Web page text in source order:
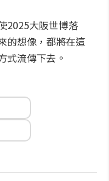
2025大阪世博落
的想像，都將在這
式流傳下去。